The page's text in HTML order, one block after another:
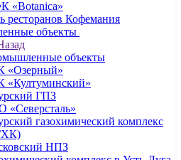
«Botanica»
ресторанов Кофемания
объекты
объекты
«Озерный»
«Култуминский»
ГПЗ
«Северсталь»
газохимический комплекс
НПЗ